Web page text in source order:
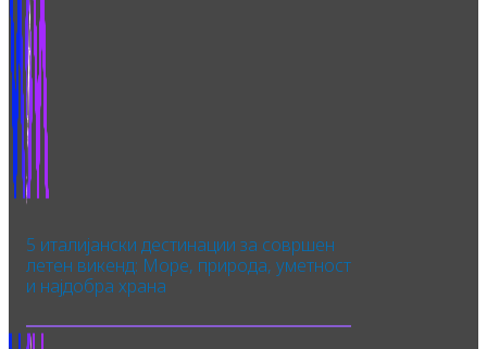
5 италијански дестинации за совршен
летен викенд: Море, природа, уметност
и најдобра храна